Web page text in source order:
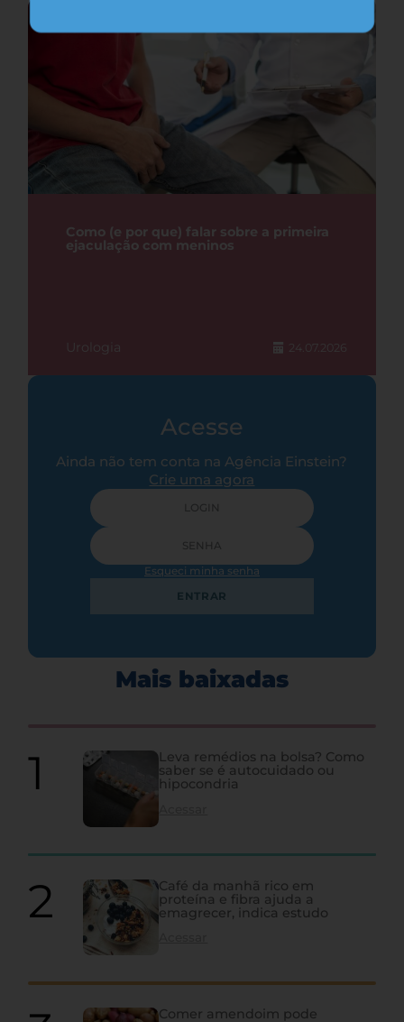
Como (e por que) falar sobre a primeira
ejaculação com meninos
Urologia 24.07.2026
Acesse
Ainda não tem conta na Agência Einstein?
Crie uma agora
Esqueci minha senha
ENTRAR
Mais baixadas
Leva remédios na bolsa? Como
saber se é autocuidado ou
hipocondria
Café da manhã rico em
proteína e fibra ajuda a
emagrecer, indica estudo
Comer amendoim pode